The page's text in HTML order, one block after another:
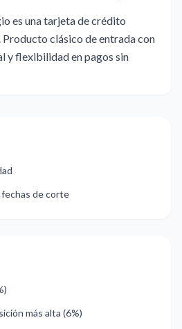
es una tarjeta de crédito
clásico de entrada con
y flexibilidad en pagos sin
de corte
más alta (6%)